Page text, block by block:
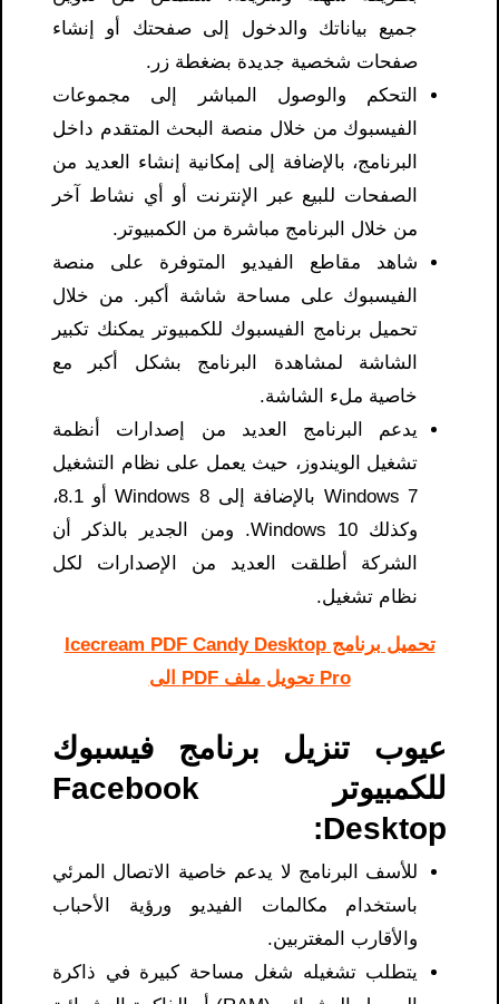
جميع بياناتك والدخول إلى صفحتك أو إنشاء
صفحات شخصية جديدة بضغطة زر.
التحكم والوصول المباشر إلى مجموعات
الفيسبوك من خلال منصة البحث المتقدم داخل
البرنامج، بالإضافة إلى إمكانية إنشاء العديد من
الصفحات للبيع عبر الإنترنت أو أي نشاط آخر
من خلال البرنامج مباشرة من الكمبيوتر.
شاهد مقاطع الفيديو المتوفرة على منصة
الفيسبوك على مساحة شاشة أكبر. من خلال
تحميل برنامج الفيسبوك للكمبيوتر يمكنك تكبير
الشاشة لمشاهدة البرنامج بشكل أكبر مع
خاصية ملء الشاشة.
يدعم البرنامج العديد من إصدارات أنظمة
تشغيل الويندوز، حيث يعمل على نظام التشغيل
Windows 7 بالإضافة إلى Windows 8 أو 8.1،
وكذلك Windows 10. ومن الجدير بالذكر أن
الشركة أطلقت العديد من الإصدارات لكل
نظام تشغيل.
تحميل برنامج Icecream PDF Candy Desktop
Pro تحويل ملف PDF الى
عيوب تنزيل برنامج فيسبوك
للكمبيوتر Facebook
Desktop:
للأسف البرنامج لا يدعم خاصية الاتصال المرئي
باستخدام مكالمات الفيديو ورؤية الأحباب
والأقارب المغتربين.
يتطلب تشغيله شغل مساحة كبيرة في ذاكرة